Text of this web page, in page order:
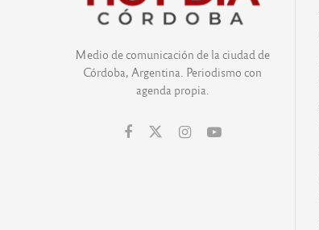
Medio de comunicación de la ciudad de
Córdoba, Argentina. Periodismo con
agenda propia.